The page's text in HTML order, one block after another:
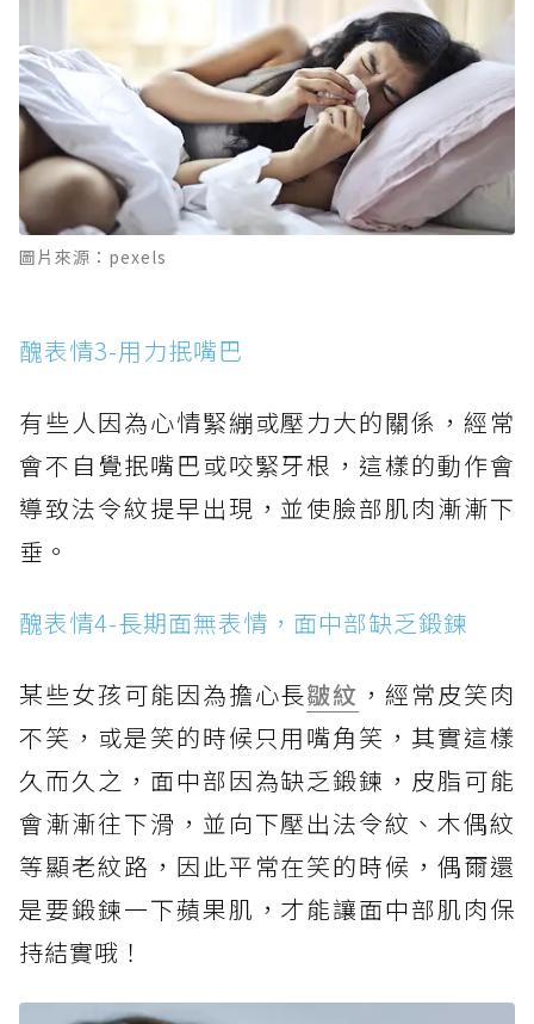
圖片來源：pexels
醜表情3-用力抿嘴巴
有些人因為心情緊繃或壓力大的關係，經常
會不自覺抿嘴巴或咬緊牙根，這樣的動作會
導致法令紋提早出現，並使臉部肌肉漸漸下
垂。
醜表情4-長期面無表情，面中部缺乏鍛鍊
某些女孩可能因為擔心長皺紋 ，經常皮笑肉
不笑，或是笑的時候只用嘴角笑，其實這樣
久而久之，面中部因為缺乏鍛鍊，皮脂可能
會漸漸往下滑，並向下壓出法令紋、木偶紋
等顯老紋路，因此平常在笑的時候，偶爾還
是要鍛鍊一下蘋果肌，才能讓面中部肌肉保
持結實哦！